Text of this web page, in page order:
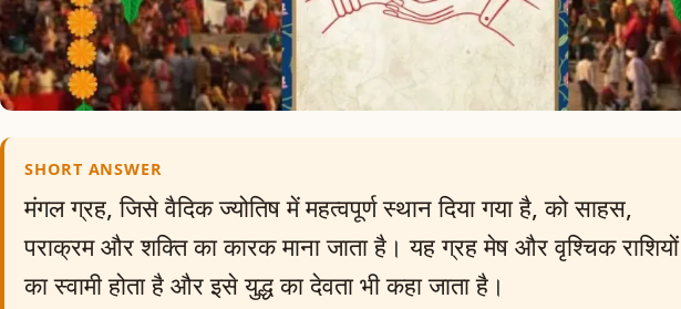
SHORT ANSWER
मंगल ग्रह, जिसे वैदिक ज्योतिष में महत्वपूर्ण स्थान दिया गया है, को साहस,
पराक्रम और शक्ति का कारक माना जाता है। यह ग्रह मेष और वृश्चिक राशियों
का स्वामी होता है और इसे युद्ध का देवता भी कहा जाता है।